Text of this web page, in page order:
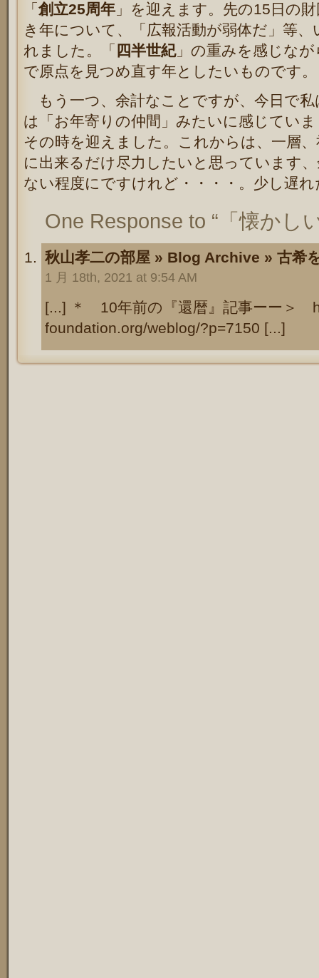
「 創立25周年 」を迎えます。先の15日の
き年について、「広報活動が弱体だ」等
れました。「 四半世紀」の重みを感じな
で原点を見つめ直す年としたいものです。
もう一つ、余計なことですが、今日で私
は「お年寄りの仲間」みたいに感じてい
その時を迎えました。これからは、一層
に出来るだけ尽力したいと思っています
ない程度にですけれど・・・・。少し遅
One Response to “「懐かし
秋山孝二の部屋 » Blog Archive » 古希
1 月 18th, 2021 at 9:54 AM
[...] ＊ 10年前の『還暦』記事ーー＞
foundation.org/weblog/?p=7150 [...]